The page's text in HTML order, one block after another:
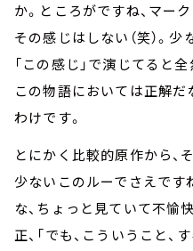
か。ところがですね、マー
その感じはしない（笑）。
「この感じ」で演じてると
この物語においては正解だ
わけです。
とにかく比較的原作から、
少ないこのルーでさえです
な、ちょっと見ていて不愉
正、「でも、こういうこと